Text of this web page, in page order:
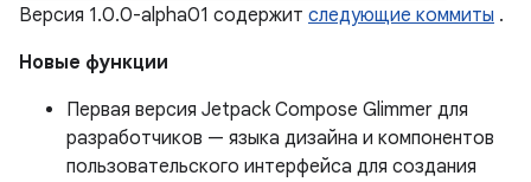
Версия 1.0.0-alpha01 содержит следующие коммиты .
Новые функции
Первая версия Jetpack Compose Glimmer для
разработчиков — языка дизайна и компонентов
пользовательского интерфейса для создания